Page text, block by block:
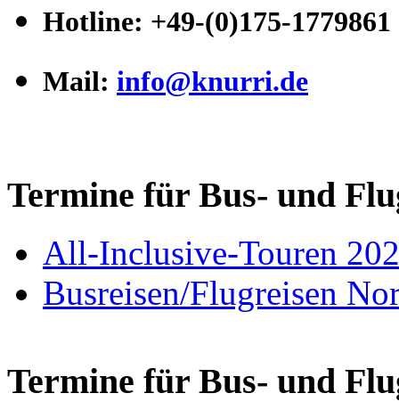
Hotline: +49-(0)175-1779861
Mail: info@knurri.de
Termine für Bus- und
All-Inclusive-Touren
Busreisen/Flugreisen
Termine für Bus- und